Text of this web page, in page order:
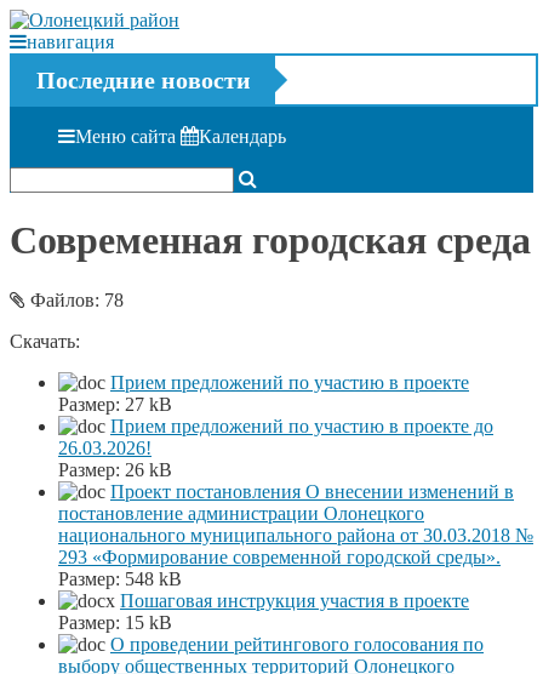
навигация
Последние новости
Меню сайта Календарь
Современная городская среда
Файлов: 78
Скачать:
Прием предложений по участию в проекте
Размер: 27 kB
Прием предложений по участию в проекте до
26.03.2026!
Размер: 26 kB
Проект постановления О внесении изменений в
постановление администрации Олонецкого
национального муниципального района от 30.03.2018 №
293 «Формирование современной городской среды».
Размер: 548 kB
Пошаговая инструкция участия в проекте
Размер: 15 kB
О проведении рейтингового голосования по
выбору общественных территорий Олонецкого